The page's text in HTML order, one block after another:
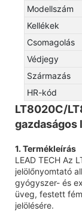
Modellszám
Kellékek
Csomagolás
Védjegy
Származás
HR-kód
LT8020C/
1. Termékleírás
LEAD TECH Az
jelölőnyomtató
gyógyszer- és
üveg, festett
jelölésére.